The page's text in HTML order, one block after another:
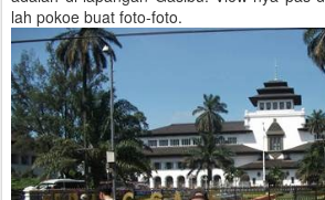
lah pokoe buat foto-foto.